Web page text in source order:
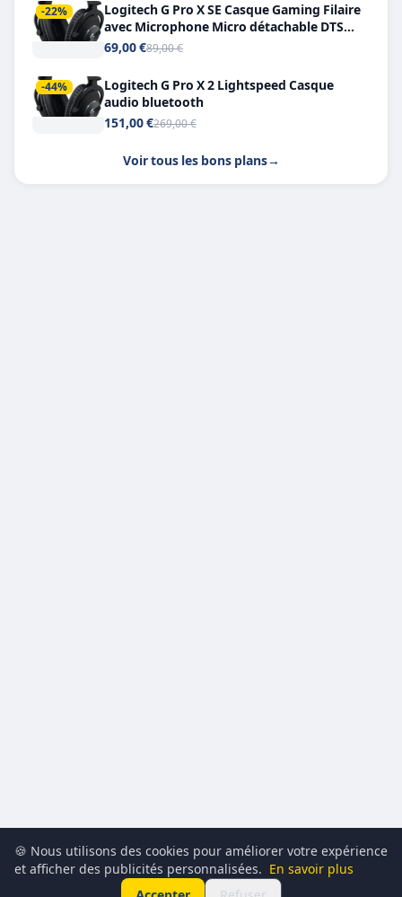
-22%
Logitech G Pro X SE Casque Gaming Filaire
avec Microphone Micro détachable DTS
Headphone X 7.1
69,00 €89,00 €
-44%
Logitech G Pro X 2 Lightspeed Casque
audio bluetooth
151,00 €269,00 €
Voir tous les bons plans→
🍪 Nous utilisons des cookies pour améliorer votre expérience
et afficher des publicités personnalisées. En savoir plus